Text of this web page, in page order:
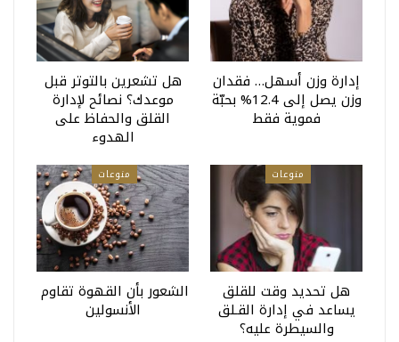
إدارة وزن أسهل… فقدان
وزن يصل إلى 12.4% بحبّة
فموية فقط
هل تشعرين بالتوتر قبل
موعدك؟ نصائح لإدارة
القلق والحفاظ على
الهدوء
منوعات
هل تحديد وقت للقلق
يساعد في إدارة القـلق
والسيطرة عليه؟
منوعات
الشعور بأن القهوة تقاوم
الأنسولين